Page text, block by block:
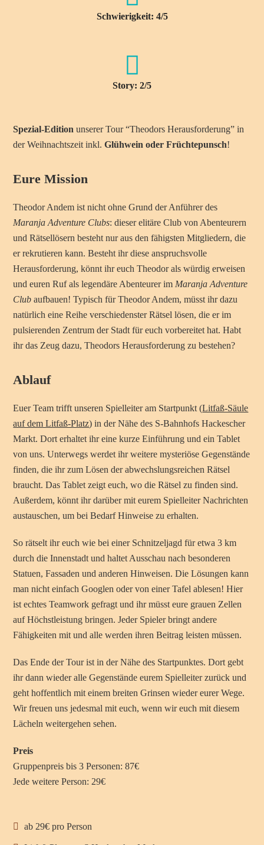
Schwierigkeit: 4/5
Story: 2/5
Spezial-Edition unserer Tour “Theodors Herausforderung” in
der Weihnachtszeit inkl.Glühwein oder Früchtepunsch!
Eure Mission
Theodor Andem ist nicht ohne Grund der Anführer des
Maranja Adventure Clubs: dieser elitäre Club von Abenteurern
und Rätsellösern besteht nur aus den fähigsten Mitgliedern, die
er rekrutieren kann. Besteht ihr diese anspruchsvolle
Herausforderung, könnt ihr euch Theodor als würdig erweisen
und euren Ruf als legendäre Abenteurer im Maranja Adventure
Club aufbauen! Typisch für Theodor Andem, müsst ihr dazu
natürlich eine Reihe verschiedenster Rätsel lösen, die er im
pulsierenden Zentrum der Stadt für euch vorbereitet hat. Habt
ihr das Zeug dazu, Theodors Herausforderung zu bestehen?
Ablauf
Euer Team trifft unseren Spielleiter am Startpunkt (Litfaß-Säule
auf dem Litfaß-Platz) in der Nähe des S-Bahnhofs Hackescher
Markt. Dort erhaltet ihr eine kurze Einführung und ein Tablet
von uns. Unterwegs werdet ihr weitere mysteriöse Gegenstände
finden, die ihr zum Lösen der abwechslungsreichen Rätsel
braucht. Das Tablet zeigt euch, wo die Rätsel zu finden sind.
Außerdem, könnt ihr darüber mit eurem Spielleiter Nachrichten
austauschen, um bei Bedarf Hinweise zu erhalten.
So rätselt ihr euch wie bei einer Schnitzeljagd für etwa 3 km
durch die Innenstadt und haltet Ausschau nach besonderen
Statuen, Fassaden und anderen Hinweisen. Die Lösungen kann
man nicht einfach Googlen oder von einer Tafel ablesen! Hier
ist echtes Teamwork gefragt und ihr müsst eure grauen Zellen
auf Höchstleistung bringen. Jeder Spieler bringt andere
Fähigkeiten mit und alle werden ihren Beitrag leisten müssen.
Das Ende der Tour ist in der Nähe des Startpunktes. Dort gebt
ihr dann wieder alle Gegenstände eurem Spielleiter zurück und
geht hoffentlich mit einem breiten Grinsen wieder eurer Wege.
Wir freuen uns jedesmal mit euch, wenn wir euch mit diesem
Lächeln weitergehen sehen.
Preis
Gruppenpreis bis 3 Personen: 87€
Jede weitere Person: 29€
ab 29€ pro Person